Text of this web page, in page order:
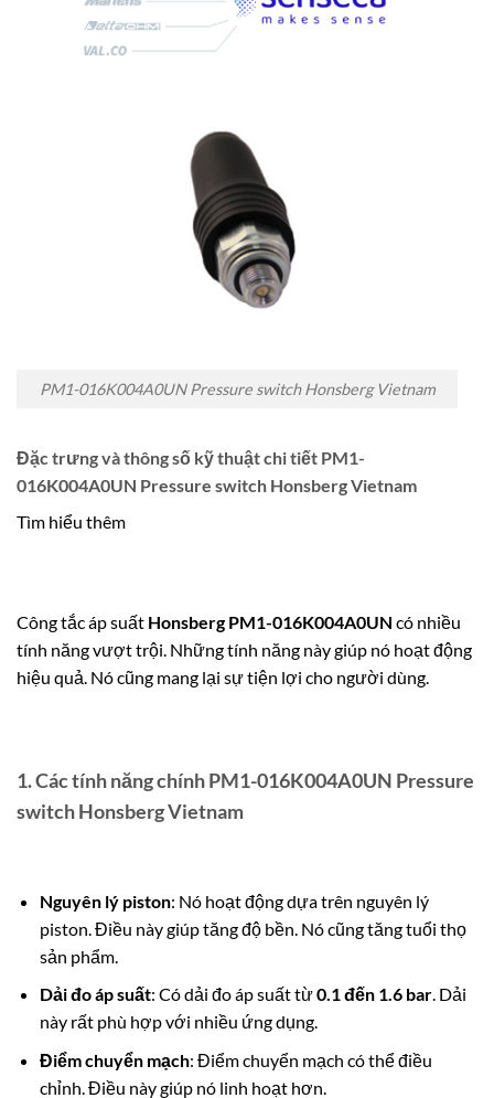
PM1-016K004A0UN Pressure switch Honsberg Vietnam
Đặc trưng và thông số kỹ thuật chi tiết PM1-
016K004A0UN Pressure switch Honsberg Vietnam
Tìm hiểu thêm
Công tắc áp suất Honsberg PM1-016K004A0UN có nhiều
tính năng vượt trội. Những tính năng này giúp nó hoạt động
hiệu quả. Nó cũng mang lại sự tiện lợi cho người dùng.
1. Các tính năng chính PM1-016K004A0UN Pressure
switch Honsberg Vietnam
Nguyên lý piston: Nó hoạt động dựa trên nguyên lý
piston. Điều này giúp tăng độ bền. Nó cũng tăng tuổi thọ
sản phẩm.
Dải đo áp suất: Có dải đo áp suất từ0.1 đến 1.6 bar. Dải
này rất phù hợp với nhiều ứng dụng.
Điểm chuyển mạch: Điểm chuyển mạch có thể điều
chỉnh.Điều này giúp nó linh hoạt hơn.